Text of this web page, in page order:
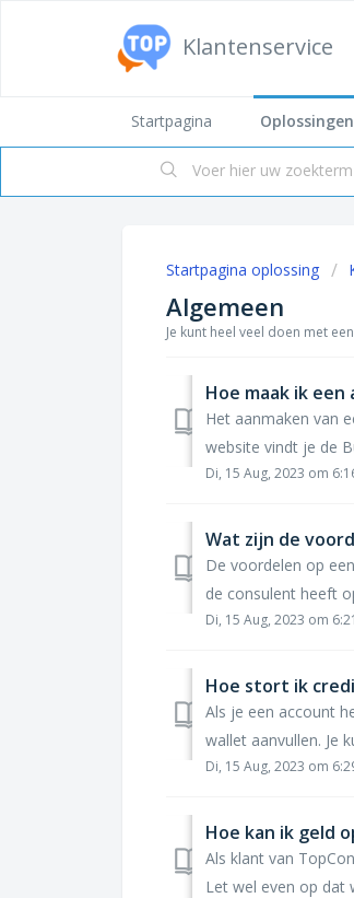
Klantenservice
Startpagina Oplossingen
Startpagina oplossing
Algemeen
Je kunt heel veel doen met
Hoe maak ik een
Het aanmaken van
website vindt je de
Di, 15 Aug, 2023 om
Wat zijn de
De voordelen op
de consulent heeft
Di, 15 Aug, 2023 om
Hoe stort ik
Als je een account
wallet aanvullen. Je
Di, 15 Aug, 2023 om
Hoe kan ik geld
Als klant van
Let wel even op dat